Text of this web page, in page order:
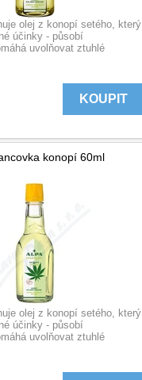
olej z konopí setého, který
účinky - působí
uvolňovat ztuhlé
KOUPIT
konopí 60ml
olej z konopí setého, který
účinky - působí
uvolňovat ztuhlé